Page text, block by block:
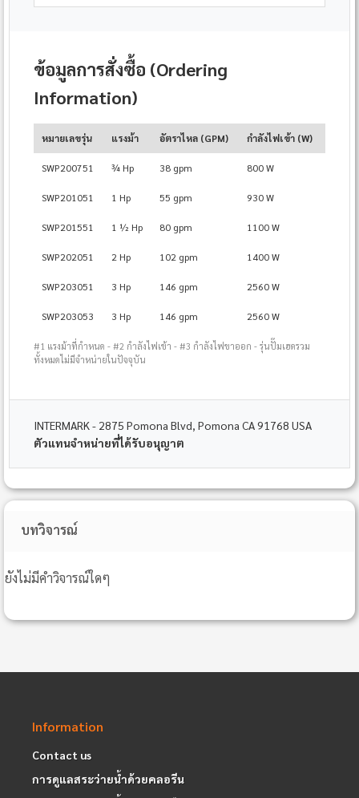
ข้อมูลการสั่งซื้อ (Ordering
Information)
หมายเลขรุ่น แรงม้า อัตราไหล (GPM) กำลังไฟเข้า (W)
SWP200751 ¾ Hp 38 gpm 800 W
SWP201051 1 Hp 55 gpm 930 W
SWP201551 1 ½ Hp 80 gpm 1100 W
SWP202051 2 Hp 102 gpm 1400 W
SWP203051 3 Hp 146 gpm 2560 W
SWP203053 3 Hp 146 gpm 2560 W
#1 แรงม้าที่กำหนด - #2 กำลังไฟเข้า - #3 กำลังไฟขาออก - รุ่นปั๊มเฮดรวม
ทั้งหมดไม่มีจำหน่ายในปัจจุบัน
INTERMARK - 2875 Pomona Blvd, Pomona CA 91768 USA
ตัวแทนจำหน่ายที่ได้รับอนุญาต
บทวิจารณ์
ยังไม่มีคำวิจารณ์ใดๆ
Information
Contact us
การดูแลสระว่ายน้ำด้วยคลอรีน